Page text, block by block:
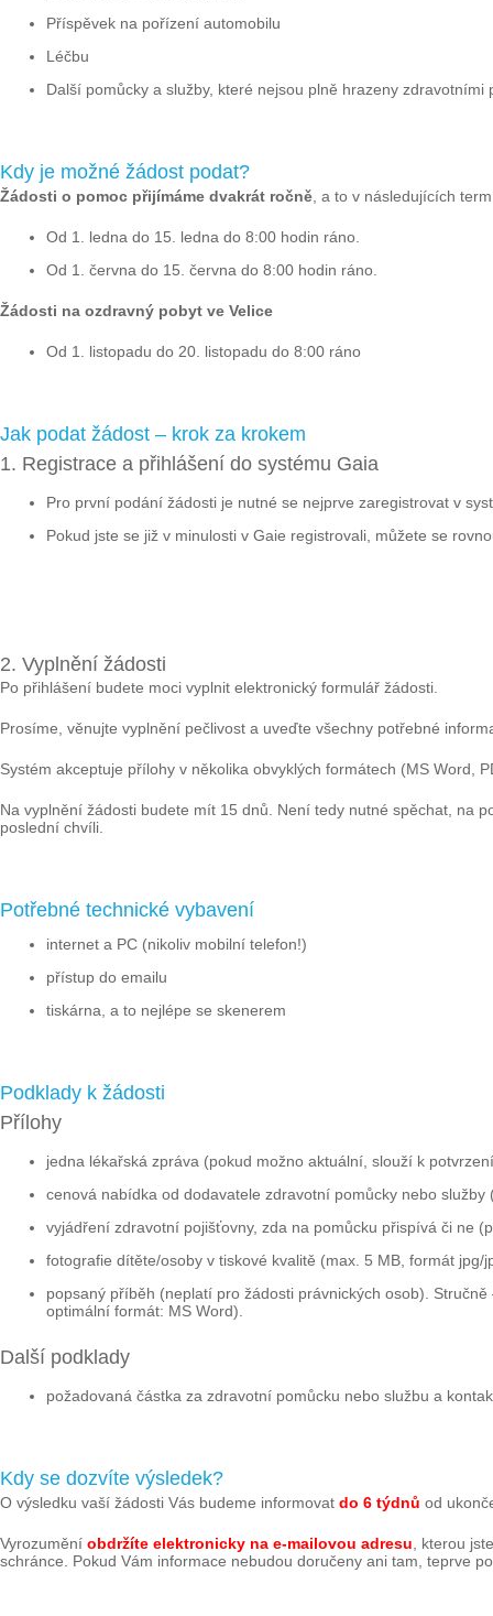
Příspěvek na pořízení automobilu
Léčbu
Další pomůcky a služby, které nejsou plně hrazeny zdravotními
Kdy je možné žádost podat?
Žádosti o pomoc přijímáme dvakrát ročně , a to v následujících
Od 1. ledna do 15. ledna do 8:00 hodin ráno.
Od 1. června do 15. června do 8:00 hodin ráno.
Žádosti na ozdravný pobyt ve Velice
Od 1. listopadu do 20. listopadu do 8:00 ráno
Jak podat žádost – krok za krokem
1. Registrace a přihlášení do systému Gaia
Pro první podání žádosti je nutné se nejprve zaregistrovat v
Pokud jste se již v minulosti v Gaie registrovali, můžete se
2. Vyplnění žádosti
Po přihlášení budete moci vyplnit elektronický formulář žádosti.
Prosíme, věnujte vyplnění pečlivost a uveďte všechny potřebné
Systém akceptuje přílohy v několika obvyklých formátech (MS Word,
Na vyplnění žádosti budete mít 15 dnů. Není tedy nutné spěchat, na
poslední chvíli.
Potřebné technické vybavení
internet a PC (nikoliv mobilní telefon!)
přístup do emailu
tiskárna, a to nejlépe se skenerem
Podklady k žádosti
Přílohy
jedna lékařská zpráva (pokud možno aktuální, slouží k
cenová nabídka od dodavatele zdravotní pomůcky nebo
vyjádření zdravotní pojišťovny, zda na pomůcku přispívá či ne
fotografie dítěte/osoby v tiskové kvalitě (max. 5 MB, formát jpg/
popsaný příběh (neplatí pro žádosti právnických osob).
optimální formát: MS Word).
Další podklady
požadovaná částka za zdravotní pomůcku nebo službu a
Kdy se dozvíte výsledek?
O výsledku vaší žádosti Vás budeme informovat do 6 týdnů od
Vyrozumění obdržíte elektronicky na e-mailovou adresu , kterou
schránce. Pokud Vám informace nebudou doručeny ani tam, teprve